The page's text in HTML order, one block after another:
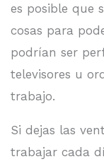
es posible que
cosas para
podrían ser
televisores u
trabajo.
Si dejas las
trabajar cada